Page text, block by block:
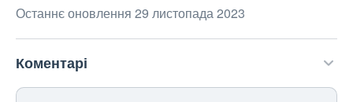
Останнє оновлення 29 листопада 2023
Коментарі